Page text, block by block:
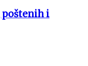
poštenih i